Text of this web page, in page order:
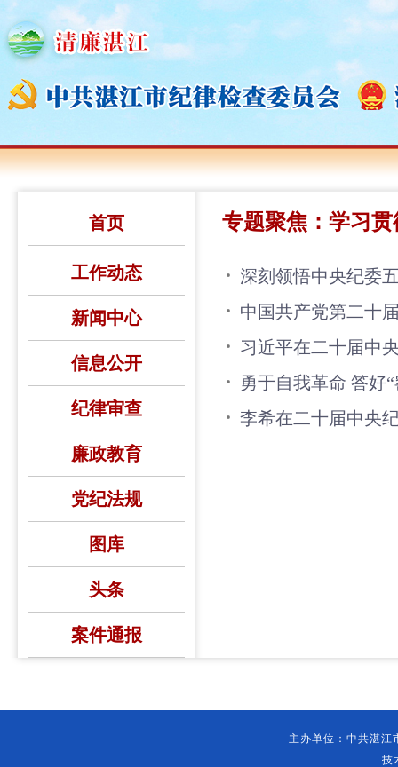
首页
工作动态
新闻中心
信息公开
纪律审查
廉政教育
党纪法规
图库
头条
案件通报
专题聚焦：学习
深刻领悟中央纪委
中国共产党第二十
习近平在二十届中
勇于自我革命 答
李希在二十届中央
主办单位：中共湛
技